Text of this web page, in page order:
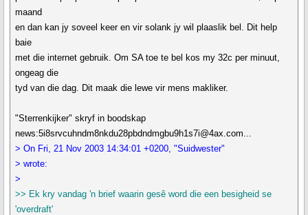
maand
en dan kan jy soveel keer en vir solank jy wil plaaslik bel. Dit help
baie
met die internet gebruik. Om SA toe te bel kos my 32c per minuut,
ongeag die
tyd van die dag. Dit maak die lewe vir mens makliker.
"Sterrenkijker" skryf in boodskap
news:5i8srvcuhndm8nkdu28pbdndmgbu9h1s7i@4ax.com...
> On Fri, 21 Nov 2003 14:34:01 +0200, "Suidwester"
> wrote:
>
>> Ek kry vandag 'n brief waarin gesê word die een besigheid se
'overdraft'